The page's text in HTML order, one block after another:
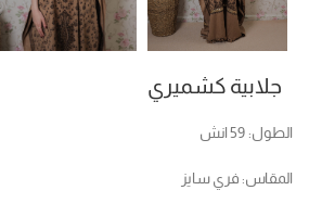
جلابية كشميري
الطول: 59 انش
المقاس: فري سايز